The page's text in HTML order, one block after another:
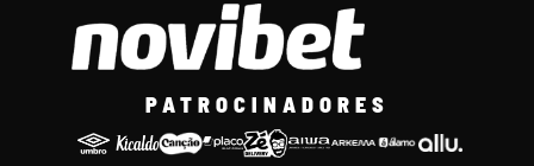
PATROCINADORES